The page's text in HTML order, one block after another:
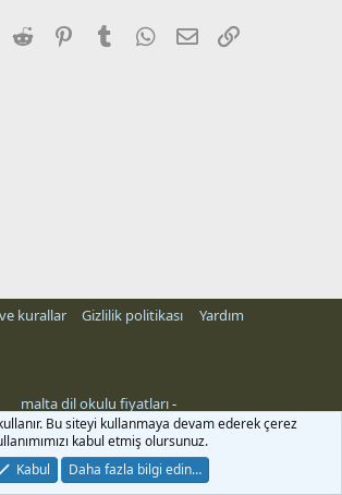
Twitter Reddit PinterestTumblr WhatsApp
E-posta
kurallar Gizlilik politikası
Yardım
malta dil okulu fiyatları-
Bu siteyi kullanmaya devam ederek çerez
kabul etmiş olursunuz.
Kabul
Daha fazla bilgi edin…